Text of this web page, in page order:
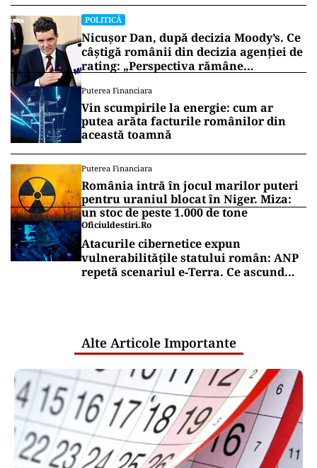
POLITICĂ
Nicușor Dan, după decizia Moody’s. Ce
câștigă românii din decizia agenției de
rating: „Perspectiva rămâne
Puterea Financiara
Vin scumpirile la energie: cum ar
putea arăta facturile românilor din
această toamnă
Puterea Financiara
România intră în jocul marilor puteri
pentru uraniul blocat în Niger. Miza:
un stoc de peste 1.000 de tone
Oficiuldestiri.ro
Atacurile cibernetice expun
vulnerabilitățile statului român: ANP
repetă scenariul e‑Terra. Ce ascund
Alte Articole Importante